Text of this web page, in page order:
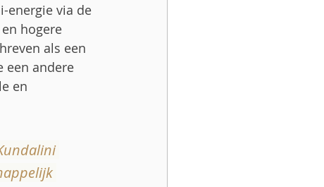
energie via de
hogere
als een
een andere
en